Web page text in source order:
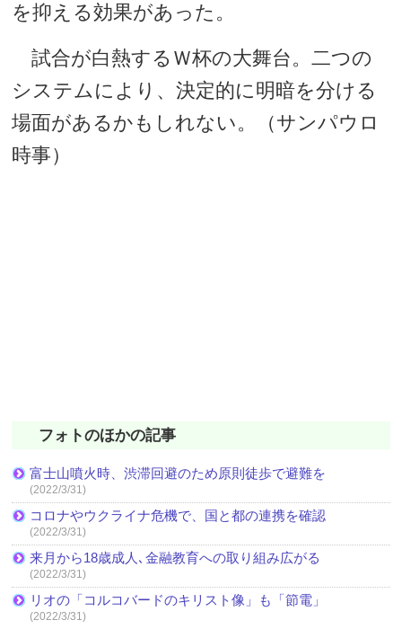
を抑える効果があった。
試合が白熱するＷ杯の大舞台。二つの
システムにより、決定的に明暗を分ける
場面があるかもしれない。（サンパウロ
時事）
フォトのほかの記事
富士山噴火時、渋滞回避のため原則徒歩で避難を
(2022/3/31)
コロナやウクライナ危機で、国と都の連携を確認
(2022/3/31)
来月から18歳成人､金融教育への取り組み広がる
(2022/3/31)
リオの「コルコバードのキリスト像」も「節電」
(2022/3/31)